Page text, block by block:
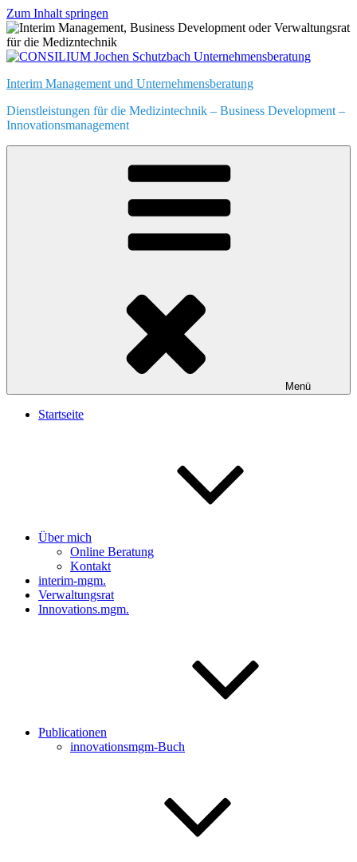
Zum Inhalt springen
Interim Management und Unternehmensberatung
Dienstleistungen für die Medizintechnik – Business Development –
Innovationsmanagement
Menü
Startseite
Über mich
Online Beratung
Kontakt
interim-mgm.
Verwaltungsrat
Innovations.mgm.
Publicationen
innovationsmgm-Buch